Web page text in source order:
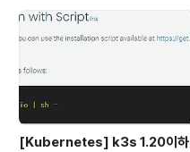
[Kubernetes] k3s 1.20이하